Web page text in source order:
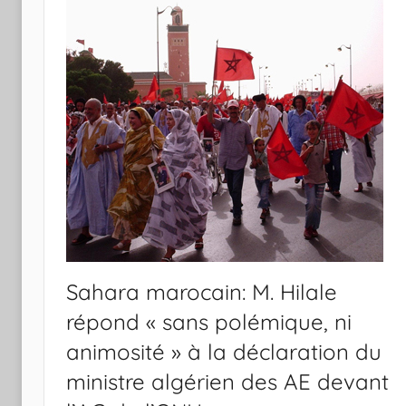
Sahara marocain: M. Hilale
répond « sans polémique, ni
animosité » à la déclaration du
ministre algérien des AE devant